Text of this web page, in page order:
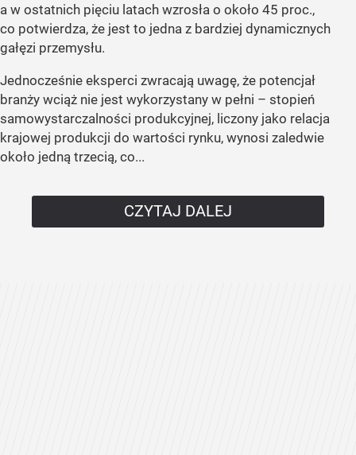
a w ostatnich pięciu latach wzrosła o około 45 proc.,
co potwierdza, że jest to jedna z bardziej dynamicznych
gałęzi przemysłu.
Jednocześnie eksperci zwracają uwagę, że potencjał
branży wciąż nie jest wykorzystany w pełni – stopień
samowystarczalności produkcyjnej, liczony jako relacja
krajowej produkcji do wartości rynku, wynosi zaledwie
około jedną trzecią, co...
CZYTAJ DALEJ